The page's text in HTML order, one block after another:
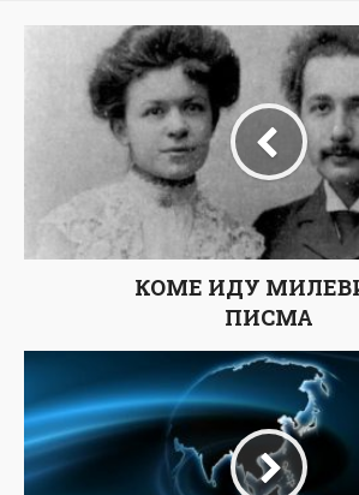
КОМЕ ИДУ
ПИСМА